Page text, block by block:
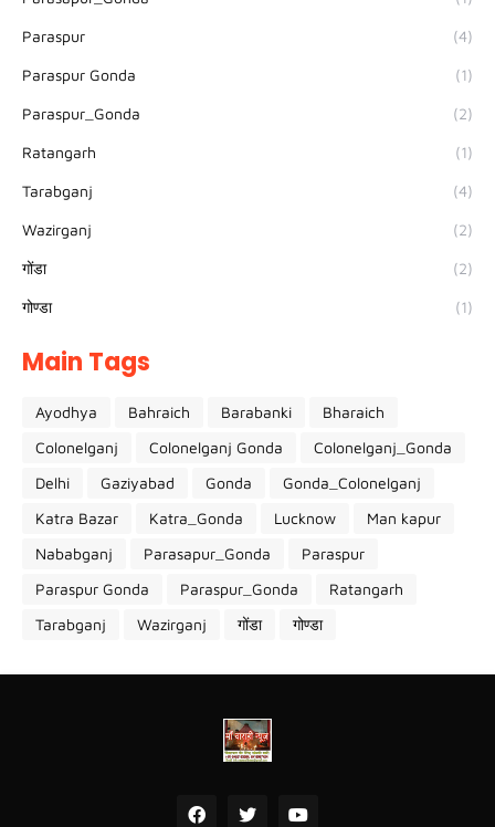
Paraspur (4)
Paraspur Gonda (1)
Paraspur_Gonda (2)
Ratangarh (1)
Tarabganj (4)
Wazirganj (2)
गोंडा (2)
गोण्डा (1)
Main Tags
Ayodhya Bahraich Barabanki
Bharaich
Colonelganj
Colonelganj Gonda
Colonelganj_Gonda
Delhi
Gaziyabad Gonda
Gonda_Colonelganj
Katra Bazar
Katra_Gonda Lucknow
Man kapur
Nababganj
Parasapur_Gonda
Paraspur
Paraspur Gonda
Paraspur_Gonda
Ratangarh
Tarabganj
Wazirganj गोंडा गोण्डा